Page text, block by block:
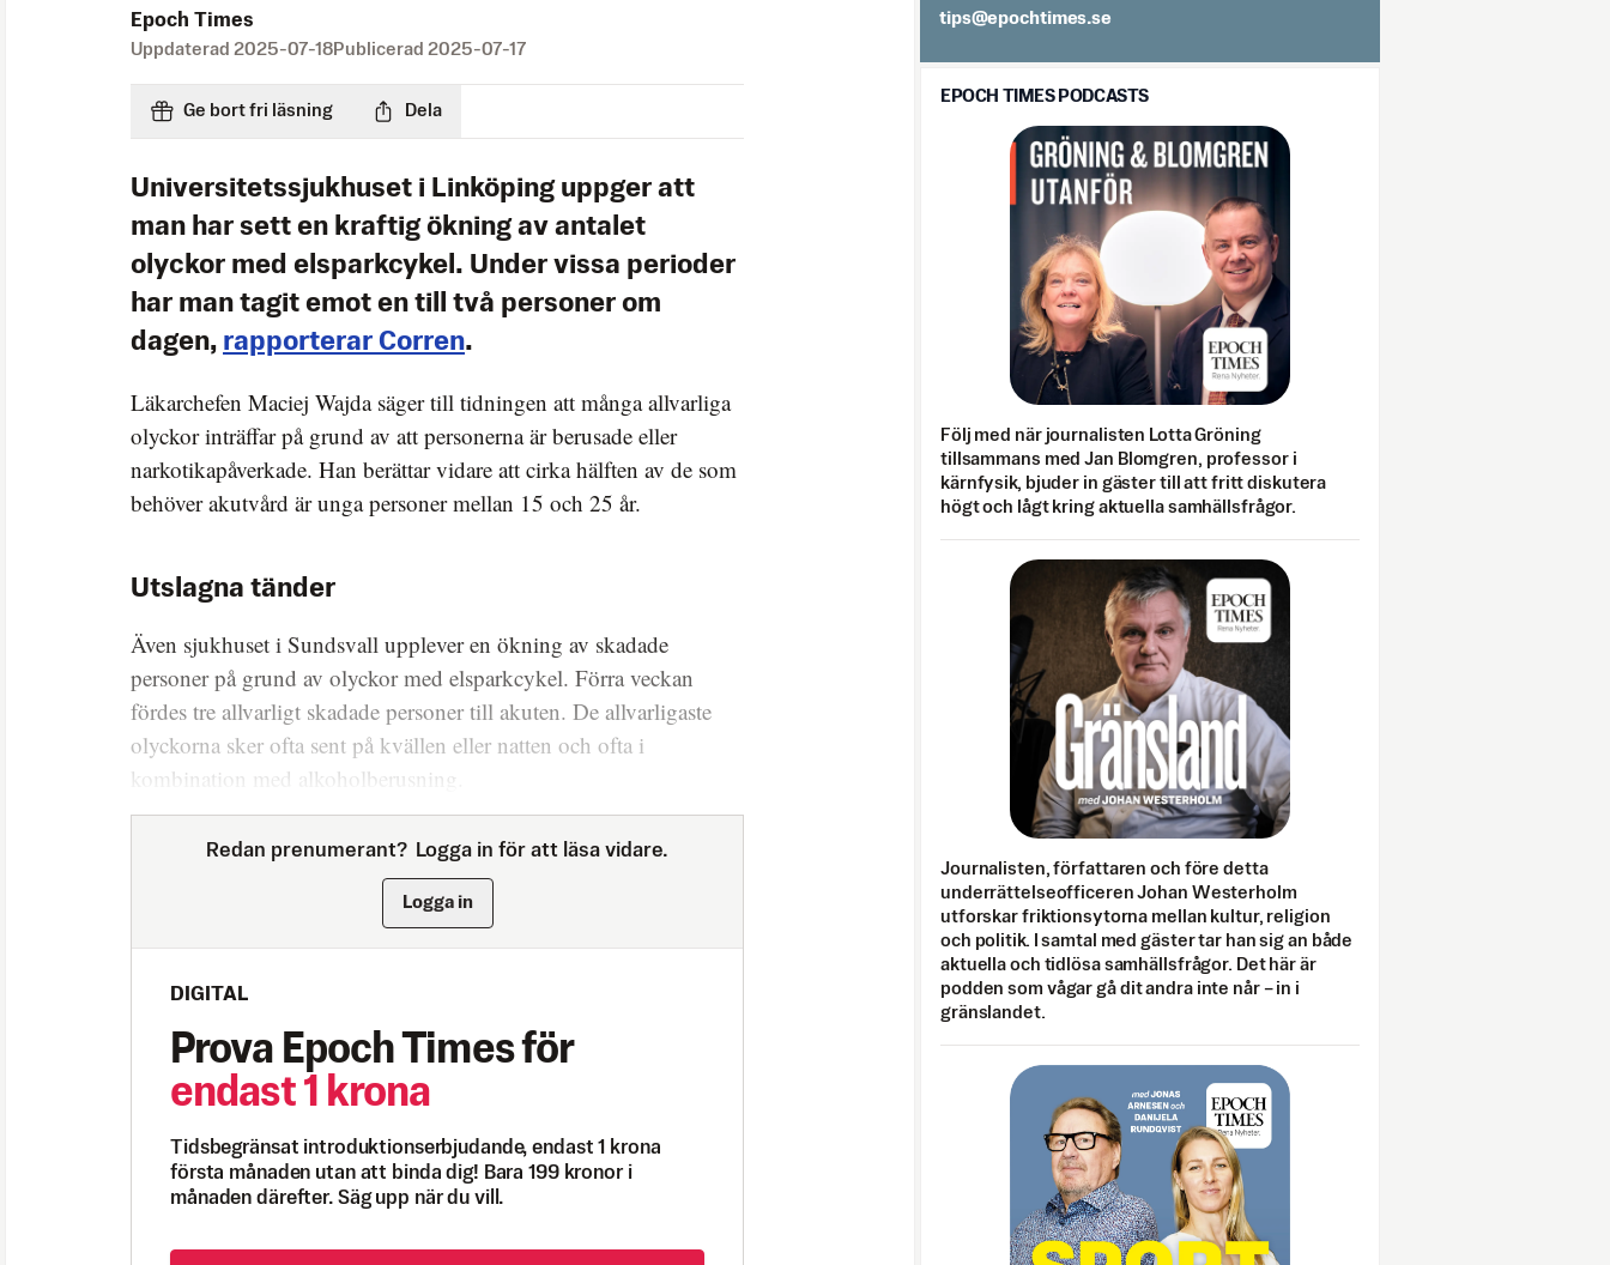
Epoch Times
Uppdaterad 2025-07-18 Publicerad 2025-07-17
Ge bort fri läsning Dela
Universitetssjukhuset i Linköping uppger att
man har sett en kraftig ökning av antalet
olyckor med elsparkcykel. Under vissa perioder
har man tagit emot en till två personer om
dagen, rapporterar Corren.
Läkarchefen Maciej Wajda säger till tidningen att många allvarliga
olyckor inträffar på grund av att personerna är berusade eller
narkotikapåverkade. Han berättar vidare att cirka hälften av de som
behöver akutvård är unga personer mellan 15 och 25 år.
Utslagna tänder
Även sjukhuset i Sundsvall upplever en ökning av skadade
personer på grund av olyckor med elsparkcykel. Förra veckan
fördes tre allvarligt skadade personer till akuten. De allvarligaste
olyckorna sker ofta sent på kvällen eller natten och ofta i
kombination med alkoholberusning.
Redan prenumerant? Logga in för att läsa vidare.
Logga in
DIGITAL
Prova Epoch Times för
endast 1 krona
Tidsbegränsat introduktionserbjudande, endast 1 krona
första månaden utan att binda dig! Bara 199 kronor i
månaden därefter. Säg upp när du vill.
es.semithcope@spit
EPOCH TIMES PODCASTS
Följ med när journalisten Lotta Gröning
tillsammans med Jan Blomgren, professor i
kärnfysik, bjuder in gäster till att fritt diskutera
högt och lågt kring aktuella samhällsfrågor.
Journalisten, författaren och före detta
underrättelseofficeren Johan Westerholm
utforskar friktionsytorna mellan kultur, religion
och politik. I samtal med gäster tar han sig an både
aktuella och tidlösa samhällsfrågor. Det här är
podden som vågar gå dit andra inte når – in i
gränslandet.